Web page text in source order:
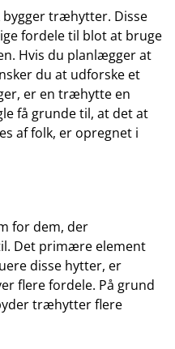
træhytter. Disse
fordele til blot at bruge
Hvis du planlægger at
du at udforske et
er en træhytte en
få grunde til, at det at
af folk, er opregnet i
for dem, der
Det primære element
disse hytter, er
flere fordele. På grund
træhytter flere